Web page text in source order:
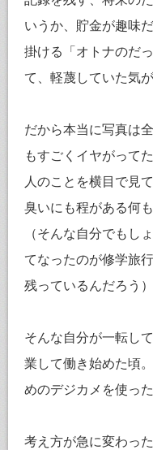
いうか、貯金が趣味
掛ける「オトナのだ
て、軽蔑していた気が
だから本当に写真は
もすごくイヤがって
人のことを横目で見
臭いにも程がある何
（そんな自分でもし
てなったのが修学旅
残っているんだろう）
そんな自分が一転し
業して働き始めた頃
めのデジカメを使った
考え方が急に変わっ